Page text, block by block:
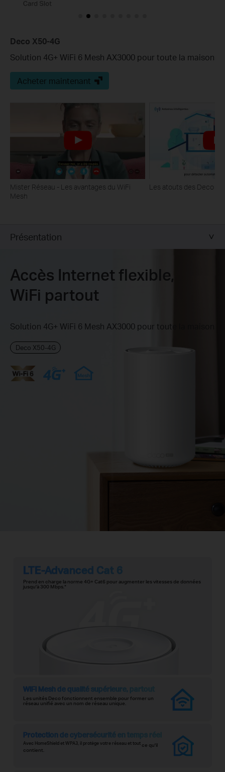
Deco X50-4G
Solution 4G+ WiFi 6 Mesh AX3000 pour toute la maison
Acheter maintenant
Mister Réseau - Les avantages du WiFi
Mesh
Les atouts des Deco
Présentation
Accès Internet flexible,
WiFi partout
Solution 4G+ WiFi 6 Mesh AX3000 pour toute la maison
Deco X50-4G
LTE-Advanced Cat 6
Prend en charge la norme 4G+ Cat6 pour augmenter les vitesses de données
jusqu'à 300 Mbps.*
WiFi Mesh de qualité supérieure, partout
Les unités Deco fonctionnent ensemble pour former un
réseau unifié avec un nom de réseau unique.
Protection de cybersécurité en temps réel
Avec HomeShield et WPA3, il protège votre réseau et toutce qu'il
contient.